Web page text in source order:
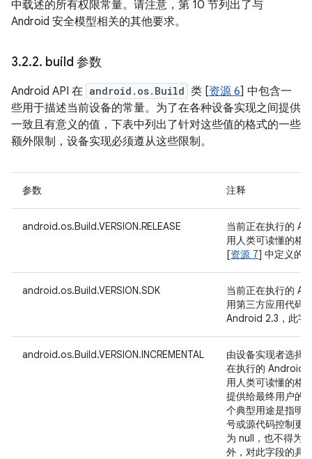
中载述的所有权限常量。请注意，第 10 节列出了与
Android 安全模型相关的其他要求。
3.2.2. build 参数
Android API 在 android.os.Build 类 [资源 6] 中包含一
些用于描述当前设备的常量。为了在各种设备实现之间提供
一致且有意义的值，下表中列出了针对这些值的格式的一些
额外限制，设备实现必须遵从这些限制。
参数 注释
android.os.Build.VERSION.RELEASE
当前正在执行的
用人类可读懂的格
[资源 7] 中定义的
android.os.Build.VERSION.SDK
当前正在执行的
用第三方应用代码
Android 2.3，此字
android.os.Build.VERSION.INCREMENTAL
由设备实现者选择
在执行的 Android
用人类可读懂的格
提供给最终用户的
个典型用途是指明
号或源代码控制更
为 null，也不得为
外，对此字段的具